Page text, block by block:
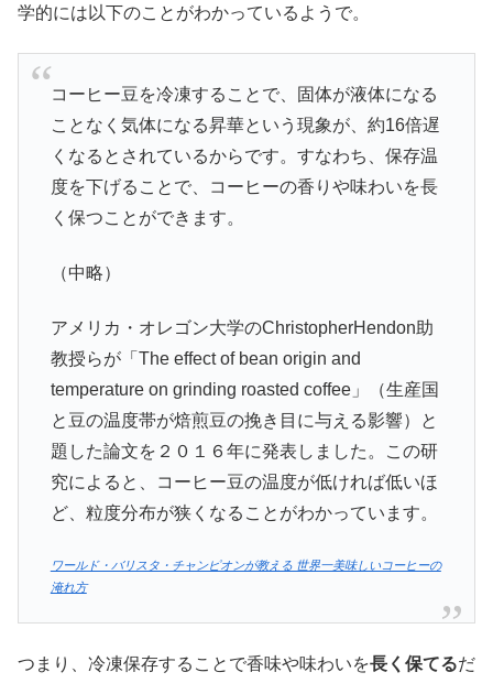
学的には以下のことがわかっているようで。
コーヒー豆を冷凍することで、固体が液体になる
ことなく気体になる昇華という現象が、約16倍遅
くなるとされているからです。すなわち、保存温
度を下げることで、コーヒーの香りや味わいを長
く保つことができます。
（中略）
アメリカ・オレゴン大学のChristopherHendon助
教授らが「The effect of bean origin and
temperature on grinding roasted coffee」（生産国
と豆の温度帯が焙煎豆の挽き目に与える影響）と
題した論文を２０１６年に発表しました。この研
究によると、コーヒー豆の温度が低ければ低いほ
ど、粒度分布が狭くなることがわかっています。
ワールド・バリスタ・チャンピオンが教える 世界一美味しいコーヒーの
淹れ方
つまり、冷凍保存することで香味や味わいを長く保てるだ